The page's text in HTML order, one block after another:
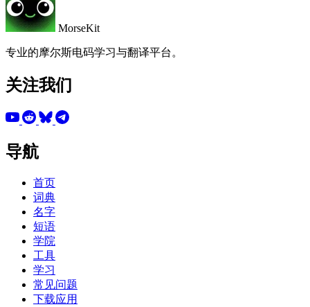
MorseKit
专业的摩尔斯电码学习与翻译平台。
关注我们
导航
首页
词典
名字
短语
学院
工具
学习
常见问题
下载应用